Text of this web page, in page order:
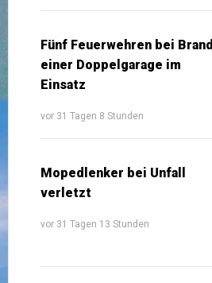
Fünf Feuerwehren bei Brand
einer Doppelgarage im
Einsatz
vor 31 Tagen 8 Stunden
Mopedlenker bei Unfall
verletzt
vor 31 Tagen 13 Stunden